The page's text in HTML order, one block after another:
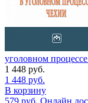
уголовном
1 448 руб.
1 448 руб.
В корзину
579 руб. Онлайн